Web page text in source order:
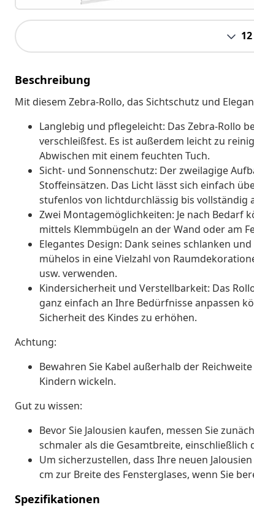
Beschreibung
Mit diesem Zebra-Rollo, das Sichtschutz und
Langlebig und pflegeleicht: Das Zebra-Rollo
verschleißfest. Es ist außerdem leicht zu
Abwischen mit einem feuchten Tuch.
Sicht- und Sonnenschutz: Der zweilagige
Stoffeinsätzen. Das Licht lässt sich einfach
stufenlos von lichtdurchlässig bis vollständig
Zwei Montagemöglichkeiten: Je nach Bedarf
mittels Klemmbügeln an der Wand oder am
Elegantes Design: Dank seines schlanken
mühelos in eine Vielzahl von
usw. verwenden.
Kindersicherheit und Verstellbarkeit: Das
ganz einfach an Ihre Bedürfnisse anpassen
Sicherheit des Kindes zu erhöhen.
Achtung:
Bewahren Sie Kabel außerhalb der
Kindern wickeln.
Gut zu wissen:
Bevor Sie Jalousien kaufen, messen Sie
schmaler als die Gesamtbreite, einschließlich
Um sicherzustellen, dass Ihre neuen
cm zur Breite des Fensterglases, wenn Sie
Spezifikationen